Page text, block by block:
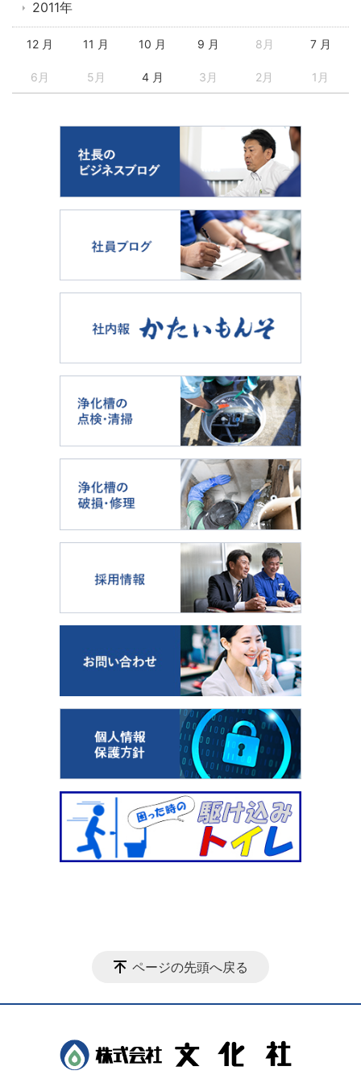
2011年
12 月 11 月 10 月 9 月 8月 7 月
6月 5月 4 月 3月 2月 1月
ページの先頭へ戻る